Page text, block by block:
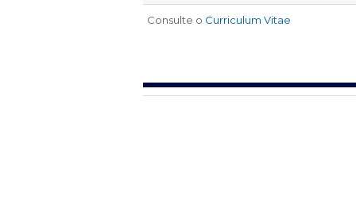
Consulte o Curriculum Vitae